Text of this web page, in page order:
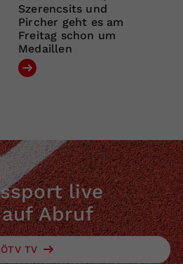
Szerencsits und
Pircher geht es am
Freitag schon um
Medaillen
live
Abruf
ÖTV TV